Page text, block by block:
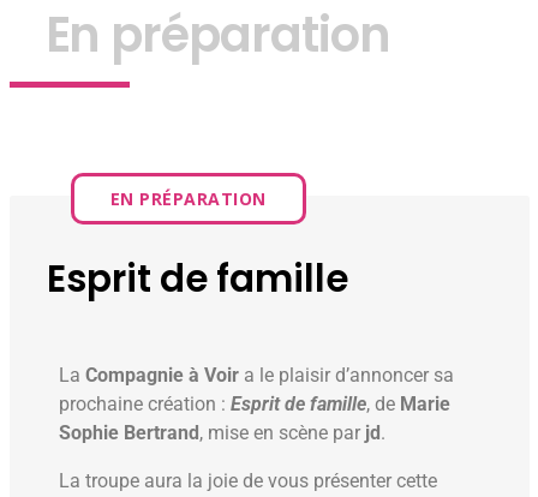
En préparation
EN PRÉPARATION
Esprit de famille
La Compagnie à Voira le plaisir d’annoncer sa
prochaine création : Esprit de famille, de Marie
Sophie Bertrand, mise en scène par jd.
La troupe aura la joie de vous présenter cette